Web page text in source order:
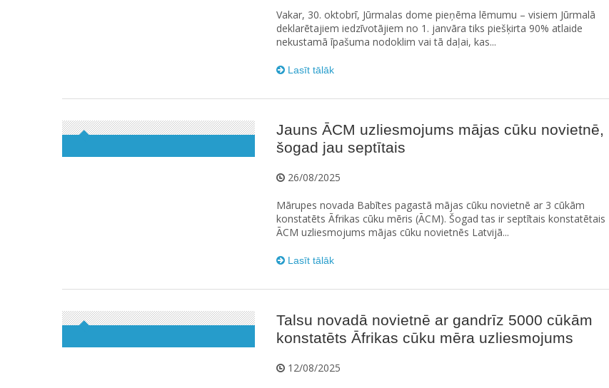
Vakar, 30. oktobrī, Jūrmalas dome pieņēma lēmumu – visiem Jūrmalā
deklarētajiem iedzīvotājiem no 1. janvāra tiks piešķirta 90% atlaide
nekustamā īpašuma nodoklim vai tā daļai, kas...
Lasīt tālāk
Jauns ĀCM uzliesmojums mājas cūku novietnē,
šogad jau septītais
26/08/2025
Mārupes novada Babītes pagastā mājas cūku novietnē ar 3 cūkām
konstatēts Āfrikas cūku mēris (ĀCM). Šogad tas ir septītais konstatētais
ĀCM uzliesmojums mājas cūku novietnēs Latvijā...
Lasīt tālāk
Talsu novadā novietnē ar gandrīz 5000 cūkām
konstatēts Āfrikas cūku mēra uzliesmojums
12/08/2025